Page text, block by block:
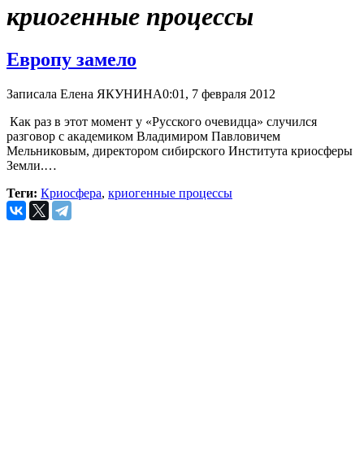
криогенные процессы
Европу замело
Записала Елена ЯКУНИНА0:01, 7 февраля 2012
Как раз в этот момент у «Русского очевидца» случился
разговор с академиком Владимиром Павловичем
Мельниковым, директором сибирского Института криосферы
Земли.…
Теги: Криосфера, криогенные процессы